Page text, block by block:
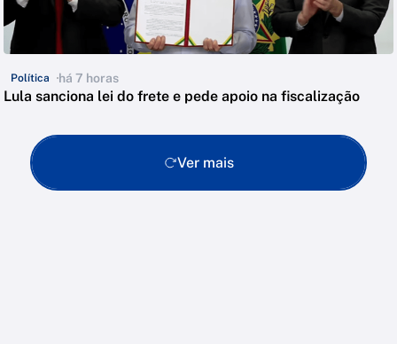
Política há 7 horas
Lula sanciona lei do frete e pede apoio na fiscalização
Ver mais